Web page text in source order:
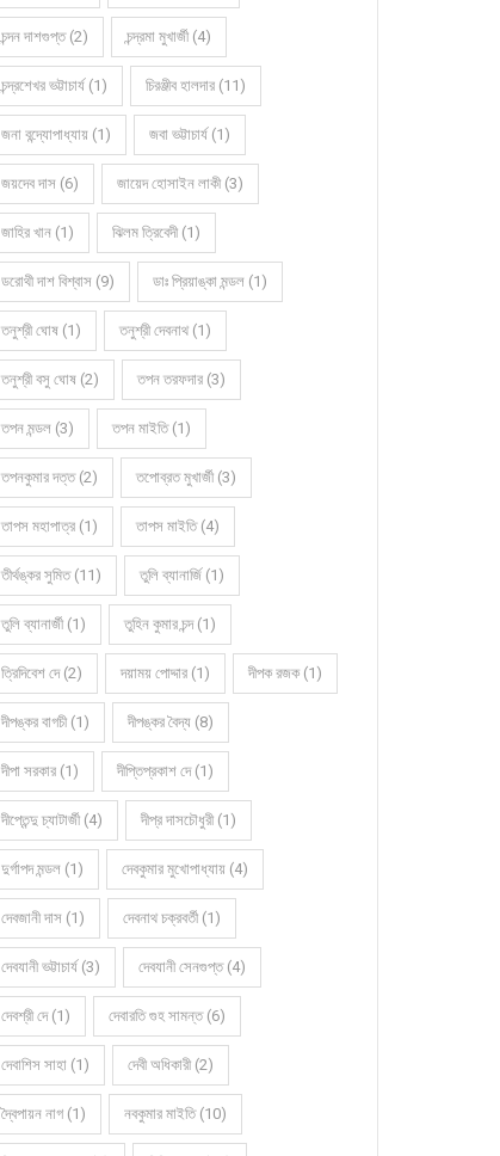
চন্দন দাশগুপ্ত (2) চন্দ্রমা মুখার্জী (4)
চন্দ্রশেখর ভট্টাচার্য (1) চিরঞ্জীব হালদার (11)
জনা বন্দ্যোপাধ্যায় (1) জবা ভট্টাচার্য (1)
জয়দেব দাস (6) জায়েদ হোসাইন লাকী (3)
জাহির খান (1) ঝিলম ত্রিবেদী (1)
ডরোথী দাশ বিশ্বাস (9) ডাঃ প্রিয়াঙ্কা মন্ডল (1)
তনুশ্রী ঘোষ (1) তনুশ্রী দেবনাথ (1)
তনুশ্রী বসু ঘোষ (2) তপন তরফদার (3)
তপন মন্ডল (3) তপন মাইতি (1)
তপনকুমার দত্ত (2) তপোব্রত মুখার্জী (3)
তাপস মহাপাত্র (1) তাপস মাইতি (4)
তীর্থঙ্কর সুমিত (11) তুলি ব্যানার্জি (1)
তুলি ব্যানার্জী (1) তুহিন কুমার চন্দ (1)
ত্রিদিবেশ দে (2) দয়াময় পোদ্দার (1) দীপক রজক (1)
দীপঙ্কর বাগচী (1) দীপঙ্কর বৈদ্য (8)
দীপা সরকার (1) দীপ্তিপ্রকাশ দে (1)
দীপ্তেন্দু চ্যাটার্জী (4) দীপ্র দাসচৌধুরী (1)
দুর্গাপদ মন্ডল (1) দেবকুমার মুখোপাধ্যায় (4)
দেবজানী দাস (1) দেবনাথ চক্রবর্তী (1)
দেবযানী ভট্টাচার্য (3) দেবযানী সেনগুপ্ত (4)
দেবশ্রী দে (1) দেবারতি গুহ সামন্ত (6)
দেবাশিস সাহা (1) দেবী অধিকারী (2)
দ্বৈপায়ন নাগ (1) নবকুমার মাইতি (10)